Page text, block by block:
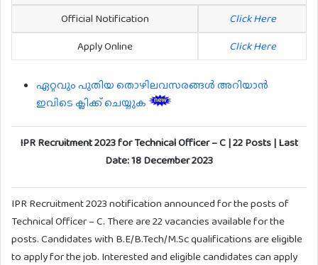
Official Notification
Click Here
Apply Online
Click Here
ഏറ്റവും പുതിയ തൊഴിലവസരങ്ങൾ അറിയാൻ
ഇവിടെ ക്ലിക്ക് ചെയ്യുക
IPR Recruitment 2023 for Technical Officer – C | 22 Posts | Last
Date: 18 December 2023
IPR Recruitment 2023 notification announced for the posts of
Technical Officer – C. There are 22 vacancies available for the
posts. Candidates with B.E/B.Tech/M.Sc qualifications are eligible
to apply for the job. Interested and eligible candidates can apply